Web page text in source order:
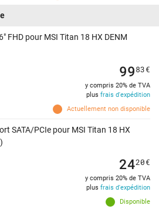
FHD pour MSI Titan 18 HX DENM
Actuellement non disponible
9983€
y compris 20% de TVA
plus frais d'expédition
SATA/PCIe pour MSI Titan 18 HX
Disponible
2420€
y compris 20% de TVA
plus frais d'expédition